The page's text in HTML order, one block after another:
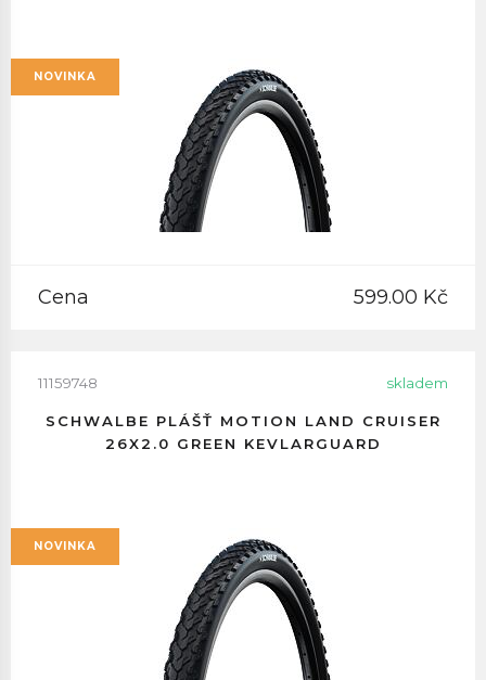
NOVINKA
Cena 599.00 Kč
11159748 skladem
SCHWALBE PLÁŠŤ MOTION LAND CRUISER
26X2.0 GREEN KEVLARGUARD
NOVINKA